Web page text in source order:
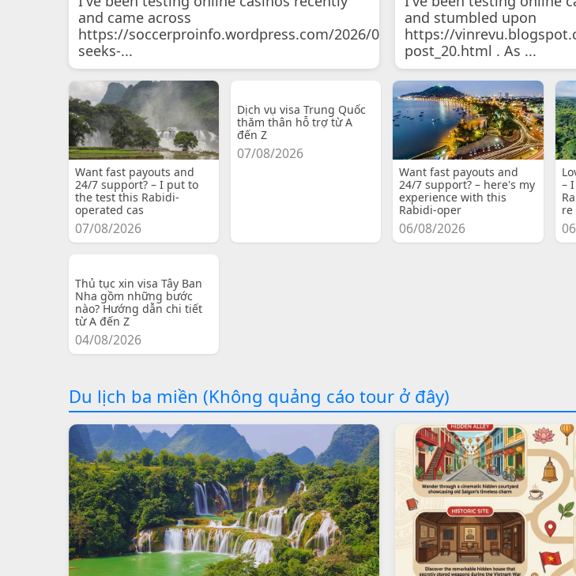
and came across
https://soccerproinfo.wordpress.com/2026/07/11/courtois-
seeks-...
and stumbled upon
https://
post_20.html . As ...
Want fast payouts and
24/7 support? – I put to
the test this Rabidi-
operated cas
07/08/2026
Dịch vụ visa Trung Quốc
thăm thân hỗ trợ từ A
đến Z
07/08/2026
Want fast payouts and
24/7 support? – here's my
experience with this
Rabidi-oper
06/08/2026
–
re
Thủ tục xin visa Tây Ban
Nha gồm những bước
nào? Hướng dẫn chi tiết
từ A đến Z
04/08/2026
Du lịch ba miền (Không quảng cáo tour ở đây)